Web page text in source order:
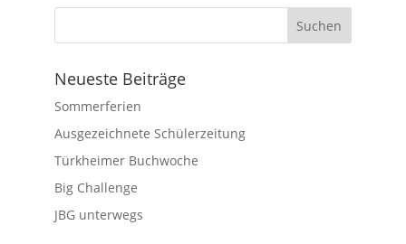
Neueste Beiträge
Sommerferien
Ausgezeichnete Schülerzeitung
Türkheimer Buchwoche
Big Challenge
JBG unterwegs